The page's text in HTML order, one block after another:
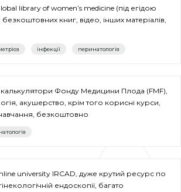
library of women’s medicine (під егідою
безкоштовних книг, відео, інших матеріалів,
інфекції перинатологія
калькулятори Фонду Медицини Плода (FMF),
акушерство, крім того корисні курси,
безкоштовно
university IRCAD, дуже крутий ресурс по
ендоскопії, багато